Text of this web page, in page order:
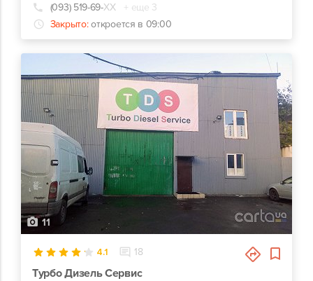
(093) 519-69-ХХ
+ еще 3
Закрыто: откроется в 09:00
11
4.1 18
Турбо Дизель Сервис